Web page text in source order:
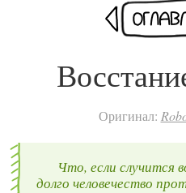
Оригинал:
Что, если случится
долго человечество